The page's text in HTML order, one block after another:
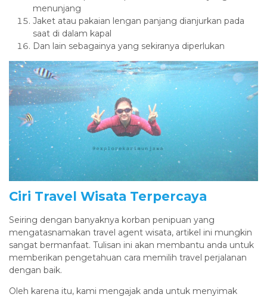
menunjang
Jaket atau pakaian lengan panjang dianjurkan pada
saat di dalam kapal
Dan lain sebagainya yang sekiranya diperlukan
Ciri Travel Wisata Terpercaya
Seiring dengan banyaknya korban penipuan yang
mengatasnamakan travel agent wisata, artikel ini mungkin
sangat bermanfaat. Tulisan ini akan membantu anda untuk
memberikan pengetahuan cara memilih travel perjalanan
dengan baik.
Oleh karena itu, kami mengajak anda untuk menyimak